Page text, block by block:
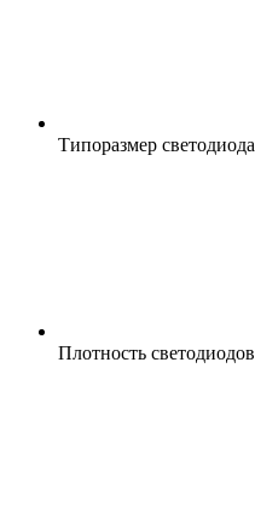
Типоразмер светодиода
Плотность светодиодов